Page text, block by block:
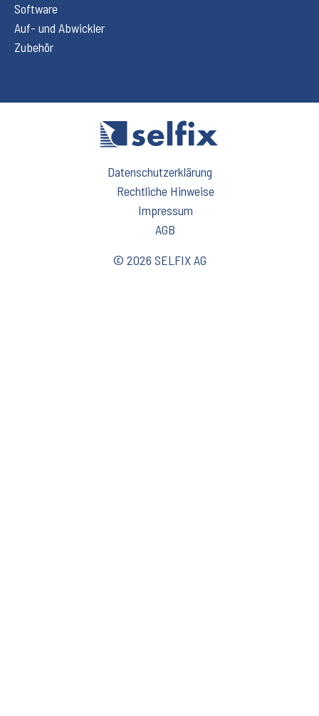
Software
Auf- und Abwickler
Zubehör
Datenschutzerklärung
Rechtliche Hinweise
Impressum
AGB
© 2026 SELFIX AG